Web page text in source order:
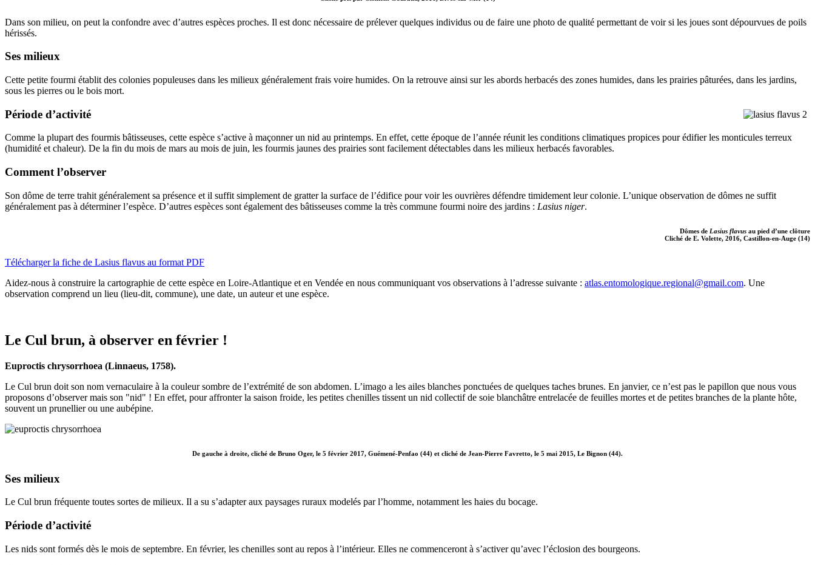
Dans son milieu, on peut la confondre avec d’autres espèces proches. Il est donc nécessaire de prélever quelques individus ou de faire une photo de qualité permettant de voir si les joues sont dépourvues de poils
hérissés.
Ses milieux
Cette petite fourmi établit des colonies populeuses dans les milieux généralement frais voire humides. On la retrouve ainsi sur les abords herbacés des zones humides, dans les prairies pâturées, dans les jardins,
sous les pierres ou le bois mort.
Période d’activité
Comme la plupart des fourmis bâtisseuses, cette espèce s’active à maçonner un nid au printemps. En effet, cette époque de l’année réunit les conditions climatiques propices pour édifier les monticules terreux
(humidité et chaleur). De la fin du mois de mars au mois de juin, les fourmis jaunes des prairies sont facilement détectables dans les milieux herbacés favorables.
Comment l’observer
Son dôme de terre trahit généralement sa présence et il suffit simplement de gratter la surface de l’édifice pour voir les ouvrières défendre timidement leur colonie. L’unique observation de dômes ne suffit
généralement pas à déterminer l’espèce. D’autres espèces sont également des bâtisseuses comme la très commune fourmi noire des jardins : Lasius niger.
Dômes de Lasius flavus au pied d’une clôture
Cliché de E. Volette, 2016, Castillon-en-Auge (14)
Télécharger la fiche de Lasius flavus au format PDF
Aidez-nous à construire la cartographie de cette espèce en Loire-Atlantique et en Vendée en nous communiquant vos observations à l’adresse suivante : atlas.entomologique.regional@gmail.com. Une
observation comprend un lieu (lieu-dit, commune), une date, un auteur et une espèce.
Le Cul brun, à observer en février !
Euproctis chrysorrhoea (Linnaeus, 1758).
Le Cul brun doit son nom vernaculaire à la couleur sombre de l’extrémité de son abdomen. L’imago a les ailes blanches ponctuées de quelques taches brunes. En janvier, ce n’est pas le papillon que nous vous
proposons d’observer mais son "nid" ! En effet, pour affronter la saison froide, les petites chenilles tissent un nid collectif de soie blanchâtre entrelacée de feuilles mortes et de petites branches de la plante hôte,
souvent un prunellier ou une aubépine.
De gauche à droite, cliché de Bruno Oger, le 5 février 2017, Guémené-Penfao (44) et cliché de Jean-Pierre Favretto, le 5 mai 2015, Le Bignon (44).
Ses milieux
Le Cul brun fréquente toutes sortes de milieux. Il a su s’adapter aux paysages ruraux modelés par l’homme, notamment les haies du bocage.
Période d’activité
Les nids sont formés dès le mois de septembre. En février, les chenilles sont au repos à l’intérieur. Elles ne commenceront à s’activer qu’avec l’éclosion des bourgeons.